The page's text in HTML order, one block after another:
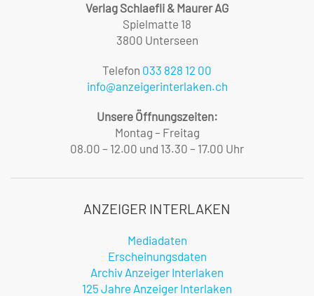
Verlag Schlaefli & Maurer AG
Spielmatte 18
3800 Unterseen
Telefon 033 828 12 00
info@anzeigerinterlaken.ch
Unsere Öffnungszeiten:
Montag – Freitag
08.00 – 12.00 und 13.30 – 17.00 Uhr
ANZEIGER INTERLAKEN
Mediadaten
Erscheinungsdaten
Archiv Anzeiger Interlaken
125 Jahre Anzeiger Interlaken